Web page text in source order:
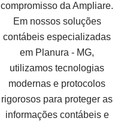
compromisso da Ampliare.
Em nossos soluções
contábeis especializadas
em Planura - MG,
utilizamos tecnologias
modernas e protocolos
rigorosos para proteger as
informações contábeis e